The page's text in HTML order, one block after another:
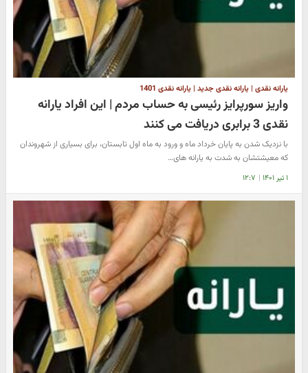
یارانه نقدی | یارانه نقدی جدید | یارانه نقدی 1401
واریز سورپرایز رئیسی به حساب مردم | این افراد یارانه
نقدی 3 برابری دریافت می کنند
با نزدیک شدن به پایان خرداد ماه و ورود به ماه اول تابستان، برای بسیاری از شهروندان
که معیشتشان به شدت به یارانه های…
۱ تیر ۱۴۰۱ | ۱۲:۷